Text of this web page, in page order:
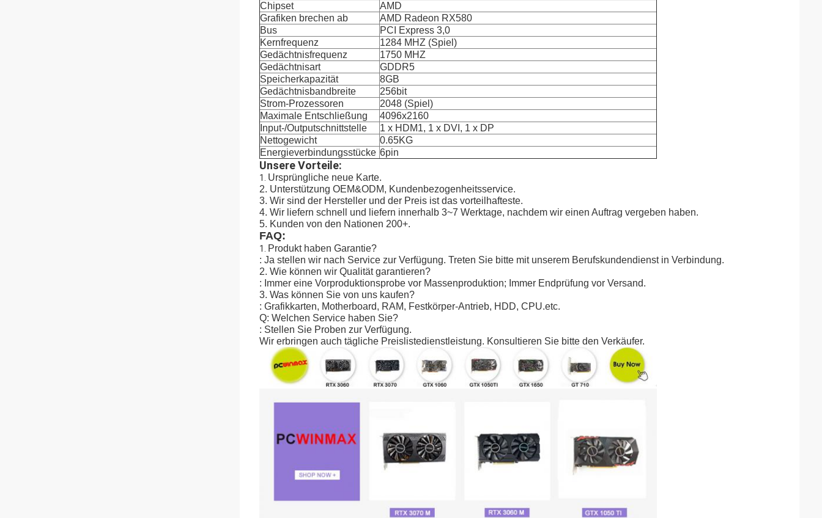
Chipset
AMD
Grafiken brechen ab
AMD Radeon RX580
Bus
PCI Express 3,0
Kernfrequenz
1284 MHZ (Spiel)
Gedächtnisfrequenz
1750 MHZ
Gedächtnisart
GDDR5
Speicherkapazität
8GB
Gedächtnisbandbreite
256bit
Strom-Prozessoren
2048 (Spiel)
Maximale Entschließung
4096x2160
Input-/Outputschnittstelle
1 x HDM1, 1 x DVI, 1 x DP
Nettogewicht
0.65KG
Energieverbindungsstücke 6pin
Unsere Vorteile:
1. Ursprüngliche neue Karte.
2. Unterstützung OEM&ODM, Kundenbezogenheitsservice.
3. Wir sind der Hersteller und der Preis ist das vorteilhafteste.
4. Wir liefern schnell und liefern innerhalb 3~7 Werktage, nachdem wir einen Auftrag vergeben haben.
5. Kunden von den Nationen 200+.
FAQ:
1.
Produkt haben Garantie?
: Ja stellen wir nach Service zur Verfügung. Treten Sie bitte mit unserem Berufskundendienst in Verbindung.
2. Wie können wir Qualität garantieren?
: Immer eine Vorproduktionsprobe vor Massenproduktion; Immer Endprüfung vor Versand.
3. Was können Sie von uns kaufen?
: Grafikkarten, Motherboard, RAM, Festkörper-Antrieb, HDD, CPU.etc.
Q: Welchen Service haben Sie?
: Stellen Sie Proben zur Verfügung.
Wir erbringen auch tägliche Preislistedienstleistung. Konsultieren Sie bitte den Verkäufer.